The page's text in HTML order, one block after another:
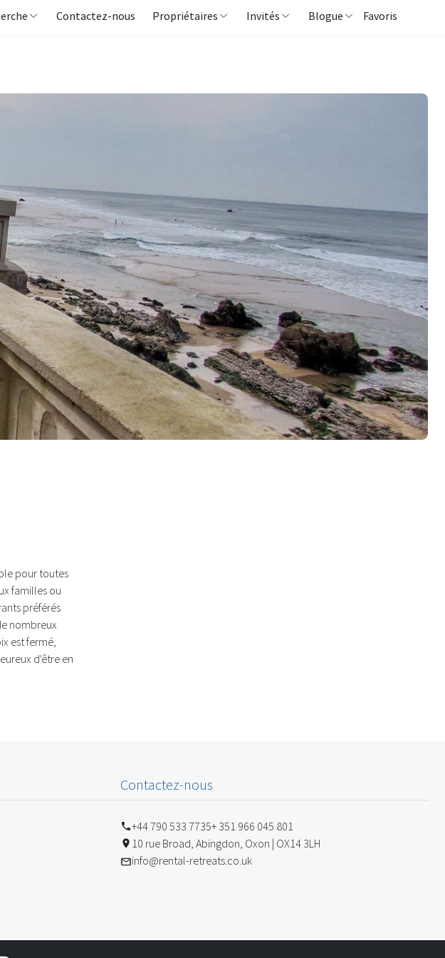
Contactez-nous Propriétaires Invités Blogue Favoris
pour toutes
familles ou
préférés
nombreux
est fermé,
d'être en
Contactez-nous
+44 790 533 7735+ 351 966 045 801
10 rue Broad, Abingdon, Oxon | OX14 3LH
info@rental-retreats.co.uk